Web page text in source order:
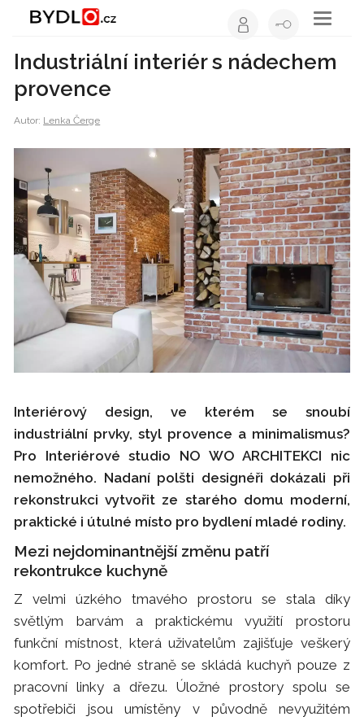
Toggle
Industriální interiér s nádechem
provence
Autor: Lenka Čerge
Interiérový design, ve kterém se snoubí
industriální prvky, styl provence a minimalismus?
Pro Interiérové studio NO WO ARCHITEKCI nic
nemožného. Nadaní polšti designéři dokázali při
rekonstrukci vytvořit ze starého domu moderní,
praktické i útulné místo pro bydlení mladé rodiny.
Mezi nejdominantnější změnu patří
rekontrukce kuchyně
Z velmi úzkého tmavého prostoru se stala díky
světlým barvám a praktickému využití prostoru
funkční místnost, která uživatelům zajišťuje veškerý
komfort. Po jedné straně se skládá kuchyň pouze z
pracovní linky a dřezu. Úložné prostory spolu se
spotřebiči jsou umístěny v původně nevyužitém